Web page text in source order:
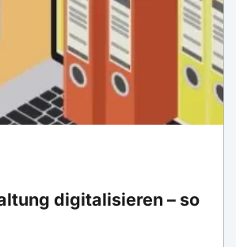
digitalisieren – so